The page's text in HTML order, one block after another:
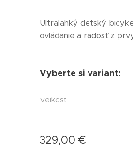
Ultraľahký detský
ovládanie a radosť z
Vyberte si variant:
Veľkosť
329,00 €